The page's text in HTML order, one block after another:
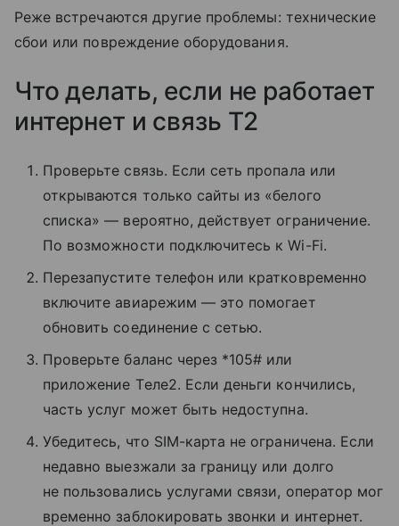
Реже встречаются другие проблемы: технические
сбои или повреждение оборудования.
Что делать, если не работает
интернет и связь T2
Проверьте связь. Если сеть пропала или
открываются только сайты из «белого
списка» — вероятно, действует ограничение.
По возможности подключитесь к Wi-Fi.
Перезапустите телефон или кратковременно
включите авиарежим — это помогает
обновить соединение с сетью.
Проверьте баланс через *105# или
приложение Tеле2. Если деньги кончились,
часть услуг может быть недоступна.
Убедитесь, что SIM-карта не ограничена. Если
недавно выезжали за границу или долго
не пользовались услугами связи, оператор мог
временно заблокировать звонки и интернет.